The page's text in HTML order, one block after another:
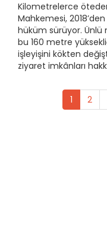
Kilometrelerce
Mahkemesi,
hüküm sürüyor. Ünlü
bu 160 metre
işleyişini kökten
ziyaret imkânları
1 2